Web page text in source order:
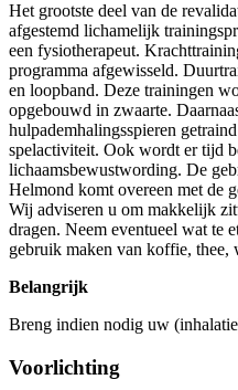
Het grootste deel van de
afgestemd lichamelijk
een fysiotherapeut.
programma afgewisseld.
en loopband. Deze trainingen
opgebouwd in zwaarte.
hulpademhalingsspieren
spelactiviteit. Ook wordt er tijd
lichaamsbewustwording. De
Helmond komt overeen met de
Wij adviseren u om makkelijk
dragen. Neem eventueel wat te
gebruik maken van koffie, thee,
Belangrijk
Breng indien nodig uw
Voorlichting